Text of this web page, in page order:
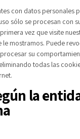
con datos personales
sólo se procesan con
vez que visite
le mostramos. Puede
su
todas las
la